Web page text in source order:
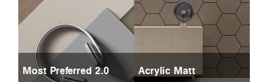
Most Preferred 2.0 Acrylic Matt